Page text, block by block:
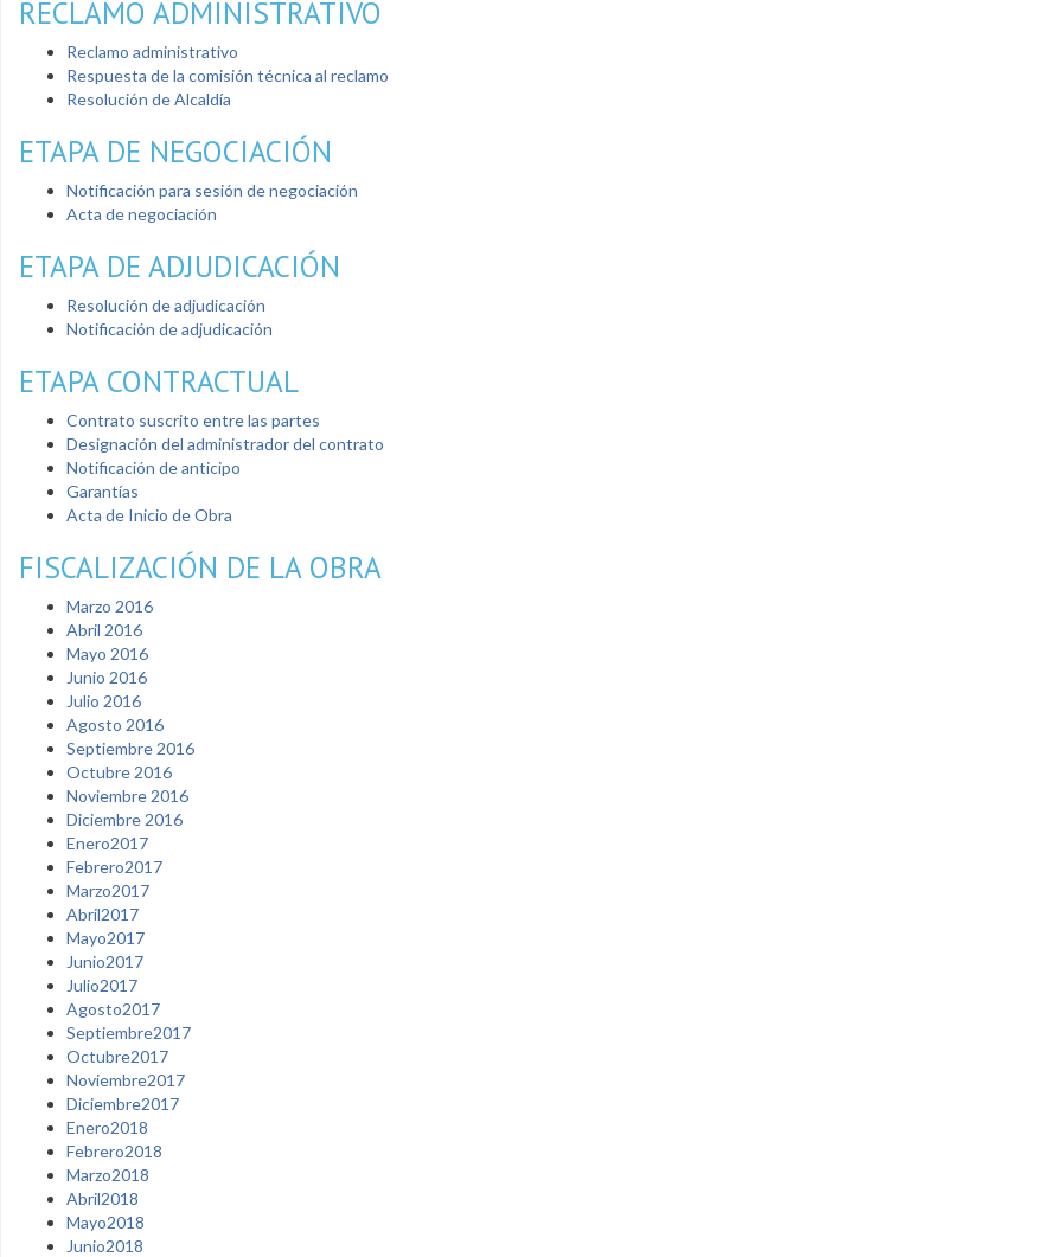
RECLAMO ADMINISTRATIVO
Reclamo administrativo
Respuesta de la comisión técnica al reclamo
Resolución de Alcaldía
ETAPA DE NEGOCIACIÓN
Notificación para sesión de negociación
Acta de negociación
ETAPA DE ADJUDICACIÓN
Resolución de adjudicación
Notificación de adjudicación
ETAPA CONTRACTUAL
Contrato suscrito entre las partes
Designación del administrador del contrato
Notificación de anticipo
Garantías
Acta de Inicio de Obra
FISCALIZACIÓN DE LA OBRA
Marzo 2016
Abril 2016
Mayo 2016
Junio 2016
Julio 2016
Agosto 2016
Septiembre 2016
Octubre 2016
Noviembre 2016
Diciembre 2016
Enero2017
Febrero2017
Marzo2017
Abril2017
Mayo2017
Junio2017
Julio2017
Agosto2017
Septiembre2017
Octubre2017
Noviembre2017
Diciembre2017
Enero2018
Febrero2018
Marzo2018
Abril2018
Mayo2018
Junio2018